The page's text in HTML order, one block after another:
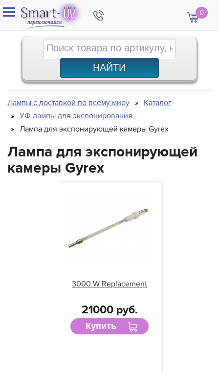
0
Лампы с доставкой по всему миру
Каталог
УФ лампы для экспонирования
Лампа для экспонирующей камеры Gyrex
Лампа для экспонирующей
камеры Gyrex
3000 W Replacement
21000 руб.
Купить